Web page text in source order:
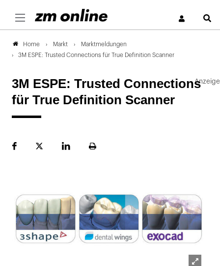
Home Markt
Marktmeldungen
3M ESPE: Trusted Connections für True Definition Scanner
3M ESPE: Trusted Connections
für True Definition Scanner
FacebookPlattformLinekdInSeite